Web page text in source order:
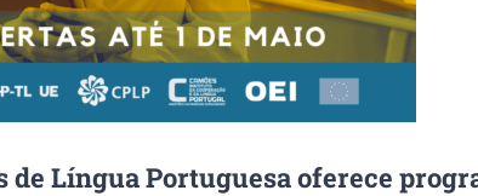
de Língua Portuguesa oferece